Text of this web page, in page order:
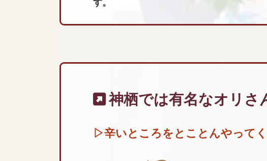
す。
神栖では有名なオリさ
▷辛いところをとことんやって